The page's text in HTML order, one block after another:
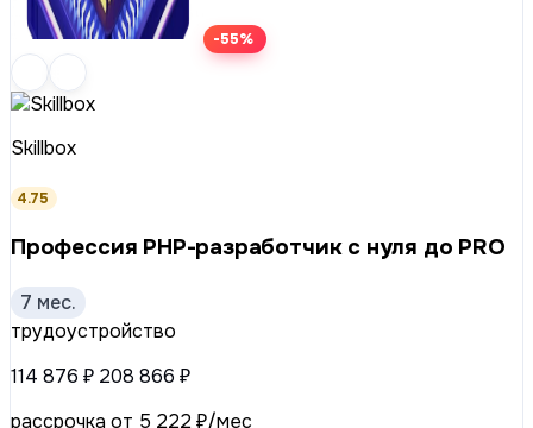
-55%
Skillbox
4.75
Профессия PHP-разработчик с нуля до PRO
7 мес.
трудоустройство
114 876 ₽ 208 866 ₽
рассрочка от 5 222 ₽/мес